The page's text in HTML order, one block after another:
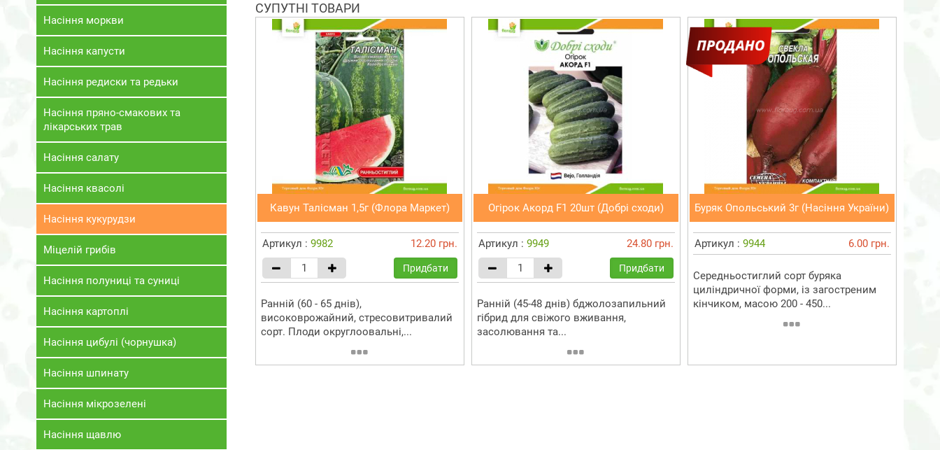
Насіння моркви
Насіння капусти
Насіння редиски та редьки
Насіння пряно-смакових та
лікарських трав
Насіння салату
Насіння квасолі
Насіння кукурудзи
Міцелій грибів
Насіння полуниці та суниці
Насіння картоплі
Насіння цибулі (чорнушка)
Насіння шпинату
Насіння мікрозелені
Насіння щавлю
СУПУТНІ ТОВАРИ
Кавун Талісман 1,5г (Флора Маркет)
Артикул : 9982 12.20 грн.
Придбати
Ранній (60 - 65 днів),
високоврожайний, стресовитривалий
сорт. Плоди округлоовальні,...
Огірок Акорд F1 20шт (Добрі сходи)
Артикул : 9949 24.80 грн.
Придбати
Ранній (45-48 днів) бджолозапильний
гібрид для свіжого вживання,
засолювання та...
Буряк Опольський 3г (Насіння України)
Артикул : 9944 6.00 грн.
Середньостиглий сорт буряка
циліндричної форми, із загостреним
кінчиком, масою 200 - 450...